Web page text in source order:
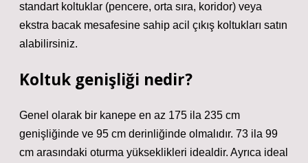
standart koltuklar (pencere, orta sıra, koridor) veya
ekstra bacak mesafesine sahip acil çıkış koltukları satın
alabilirsiniz.
Koltuk genişliği nedir?
Genel olarak bir kanepe en az 175 ila 235 cm
genişliğinde ve 95 cm derinliğinde olmalıdır. 73 ila 99
cm arasındaki oturma yükseklikleri idealdir. Ayrıca ideal